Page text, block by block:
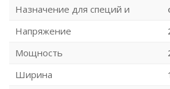
Назначение для специй и
Напряжение
Мощность
Ширина